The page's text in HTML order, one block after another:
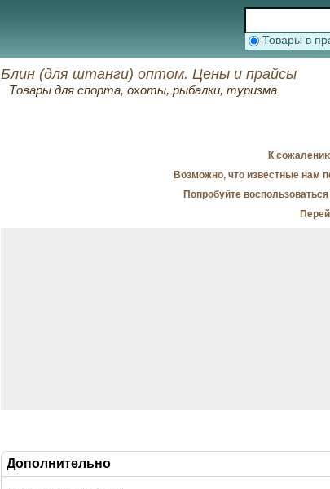
Товары в
Блин (для штанги) оптом. Цены и прайсы
Товары для спорта, охоты, рыбалки, туризма
К
Возможно, что известные нам
Попробуйте
Дополнительно